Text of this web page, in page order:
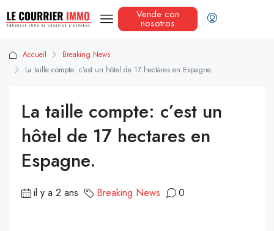
Vende con
nosotros
Accueil
Breaking News
La taille compte: c’est un hôtel de 17 hectares en Espagne.
La taille compte: c’est un
hôtel de 17 hectares en
Espagne.
il y a 2 ans Breaking News 0